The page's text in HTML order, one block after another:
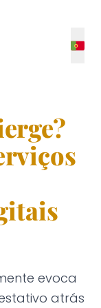
evoca
atrás